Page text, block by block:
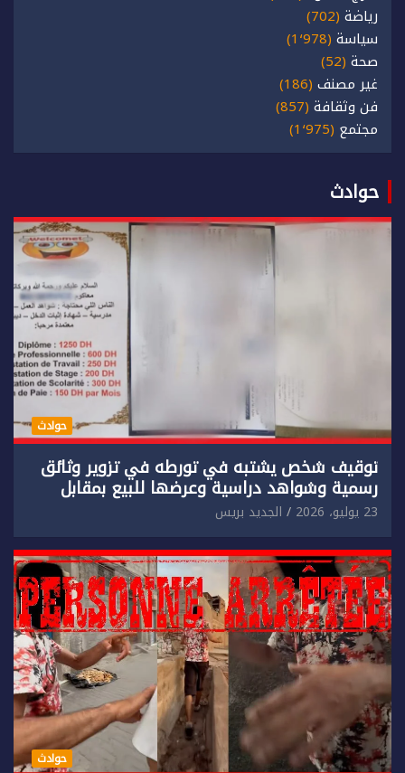
رياضة (702)
سياسة (1٬978)
صحة (52)
غير مصنف (186)
فن وثقافة (857)
مجتمع (1٬975)
حوادث
حوادث
توقيف شخص يشتبه في تورطه في تزوير وثائق
رسمية وشواهد دراسية وعرضها للبيع بمقابل
مادي.
23 يوليو، 2026 الجديد بريس
حوادث